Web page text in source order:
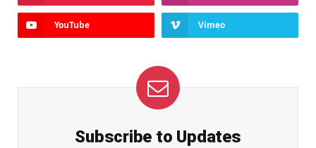
YouTube Vimeo
Subscribe to Updates